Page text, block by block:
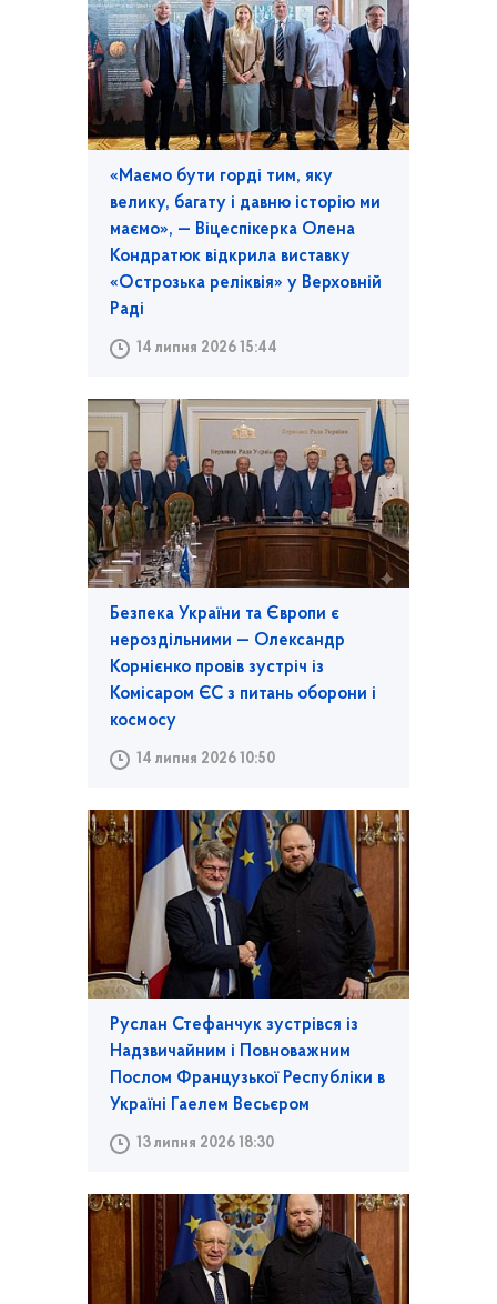
«Маємо бути горді тим, яку
велику, багату і давню історію ми
маємо», — Віцеспікерка Олена
Кондратюк відкрила виставку
«Острозька реліквія» у Верховній
Раді
14 липня 2026 15:44
Безпека України та Європи є
нероздільними — Олександр
Корнієнко провів зустріч із
Комісаром ЄС з питань оборони і
космосу
14 липня 2026 10:50
Руслан Стефанчук зустрівся із
Надзвичайним і Повноважним
Послом Французької Республіки в
Україні Гаелем Весьєром
13 липня 2026 18:30